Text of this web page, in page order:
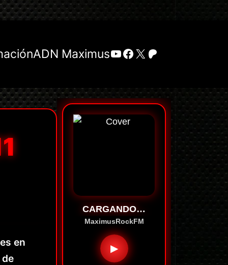
ADN MaximusYouTube
Facebook
X Patreon
en
CARGANDO…
MaximusRockFM
▶